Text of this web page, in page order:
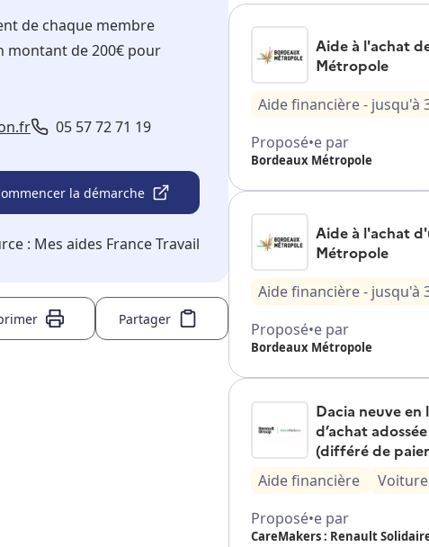
de chaque membre
montant de 200€ pour
05 57 72 71 19
la démarche
: Mes aides France Travail
Partager
Aide à l'achat
Métropole
Aide financière- jusqu'à
Proposé•e par
Bordeaux Métropole
Aide à l'achat
Métropole
Aide financière- jusqu'à
Proposé•e par
Bordeaux Métropole
Dacia neuve
d’achat
(différé de
Aide financière
Voiture
Proposé•e par
CareMakers : Renault